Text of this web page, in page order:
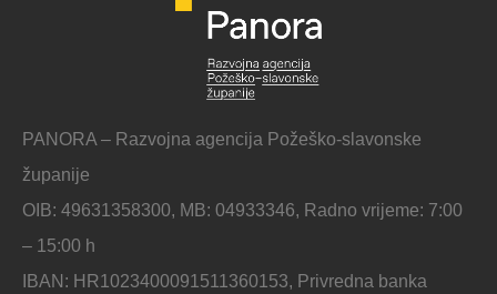
PANORA – Razvojna agencija Požeško-slavonske
županije
OIB: 49631358300, MB: 04933346, Radno vrijeme: 7:00
– 15:00 h
IBAN: HR1023400091511360153, Privredna banka